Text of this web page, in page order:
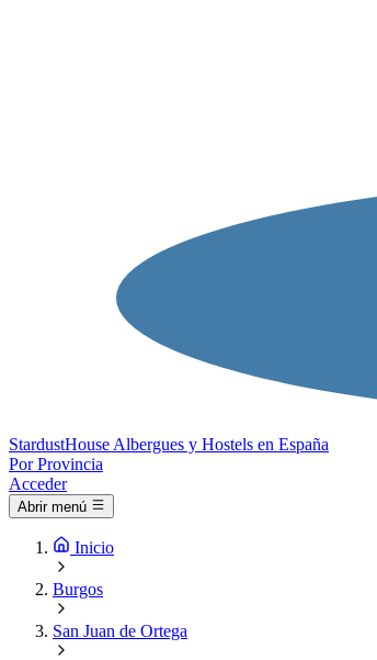
StardustHouse Albergues y Hostels en España
Por Provincia
Acceder
Abrir menú
Inicio
Burgos
San Juan de Ortega